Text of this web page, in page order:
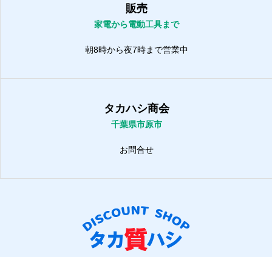
販売
家電から電動工具まで
朝8時から夜7時まで営業中
タカハシ商会
千葉県市原市
お問合せ